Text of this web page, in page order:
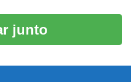
junto